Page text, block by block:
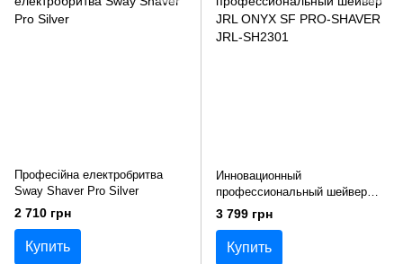
Професійна електробритва
Sway Shaver Pro Silver
2 710 грн
Купить
Инновационный
профессиональный шейвер
JRL ONYX SF PRO-SHAVER
JRL-SH2301
3 799 грн
Купить